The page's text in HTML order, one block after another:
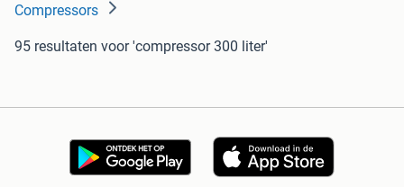
Compressors
95 resultaten voor 'compressor 300 liter'